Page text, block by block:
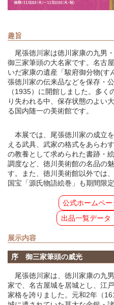
趣旨
尾張徳川家は徳川家康の九男
御三家筆頭の大名家です。名古
いだ家康の遺産「駿府御分物(す
張徳川家の伝来品などを保存・
（1935）に開館しました。多
り失われる中、保存状態のよい
る国内随一の美術館です。
本展では、尾張徳川家の成立
える武具、武家の格式をあらわ
の教養として求められた書跡・
調度など、徳川美術館の名品の
す。また、徳川美術館以外では
国宝「源氏物語絵巻」も期間限
公式ホームペー
出品一覧データ
展示内容
序 御三家筆頭の威光
尾張徳川家は、徳川家康の九
家で、名古屋城を居城とし、江
家格を誇りました。元和2年（